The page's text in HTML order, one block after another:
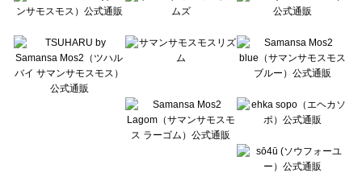
Te chichi CLASSIC（テチチ クラシック）のワンピース一覧
Lugnoncure（ルノンキュール）のワンピース一覧
BETTY'S BLUE（べティーズブルー）のワンピース一覧
Wpc.（ワールドパーティー）のワンピース一覧